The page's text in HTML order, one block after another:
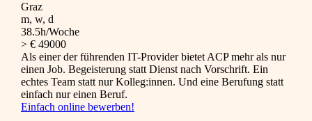
Graz
m, w, d
38.5h/Woche
> € 49000
Als einer der führenden IT-Provider bietet ACP mehr als nur
einen Job. Begeisterung statt Dienst nach Vorschrift. Ein
echtes Team statt nur Kolleg:innen. Und eine Berufung statt
einfach nur einen Beruf.
Einfach online bewerben!